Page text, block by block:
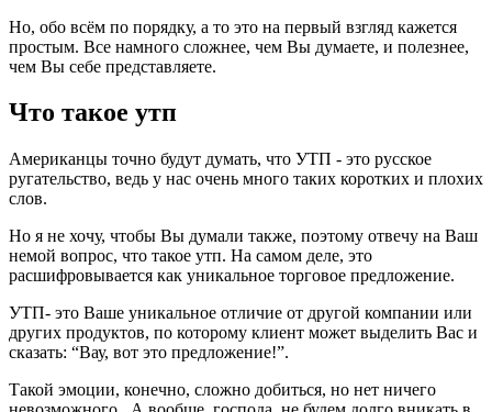
Но, обо всём по порядку, а то это на первый взгляд кажется
простым. Все намного сложнее, чем Вы думаете, и полезнее,
чем Вы себе представляете.
Что такое утп
Американцы точно будут думать, что УТП - это русское
ругательство, ведь у нас очень много таких коротких и плохих
слов.
Но я не хочу, чтобы Вы думали также, поэтому отвечу на Ваш
немой вопрос, что такое утп. На самом деле, это
расшифровывается как уникальное торговое предложение.
УТП- это Ваше уникальное отличие от другой компании или
других продуктов, по которому клиент может выделить Вас и
сказать: “Вау, вот это предложение!”.
Такой эмоции, конечно, сложно добиться, но нет ничего